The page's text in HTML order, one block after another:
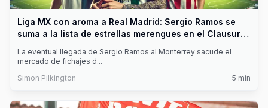
Liga MX con aroma a Real Madrid: Sergio Ramos se
suma a la lista de estrellas merengues en el Clausura
La eventual llegada de Sergio Ramos al Monterrey sacude el
mercado de fichajes d...
Simon Pilkington
5 min